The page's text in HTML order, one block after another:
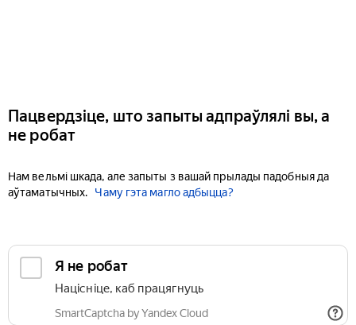
Пацвердзіце, што запыты адпраўлялі вы, а
не робат
Нам вельмі шкада, але запыты з вашай прылады падобныя да
аўтаматычных.
Чаму гэта магло адбыцца?
Я не робат
Націсніце, каб працягнуць
SmartCaptcha by Yandex Cloud